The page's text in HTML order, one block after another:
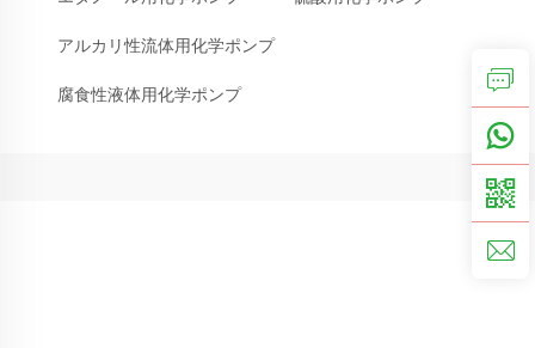
アルカリ性流体用化学ポンプ
腐食性液体用化学ポンプ